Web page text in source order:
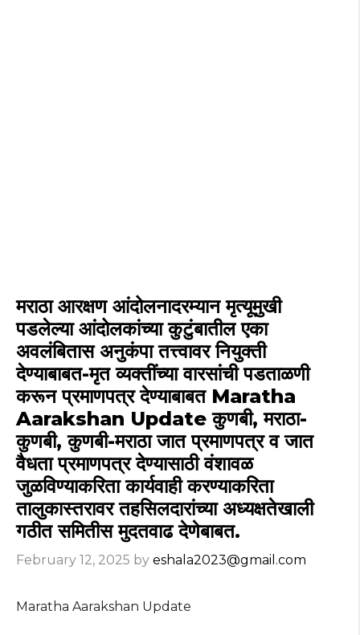
मराठा आरक्षण आंदोलनादरम्यान मृत्यूमुखी
पडलेल्या आंदोलकांच्या कुटुंबातील एका
अवलंबितास अनुकंपा तत्त्वावर नियुक्ती
देण्याबाबत-मृत व्यक्तींच्या वारसांची पडताळणी
करून प्रमाणपत्र देण्याबाबत Maratha
Aarakshan Update कुणबी, मराठा-
कुणबी, कुणबी-मराठा जात प्रमाणपत्र व जात
वैधता प्रमाणपत्र देण्यासाठी वंशावळ
जुळविण्याकरिता कार्यवाही करण्याकरिता
तालुकास्तरावर तहसिलदारांच्या अध्यक्षतेखाली
गठीत समितीस मुदतवाढ देणेबाबत.
February 12, 2025 by eshala2023@gmail.com
Maratha Aarakshan Update